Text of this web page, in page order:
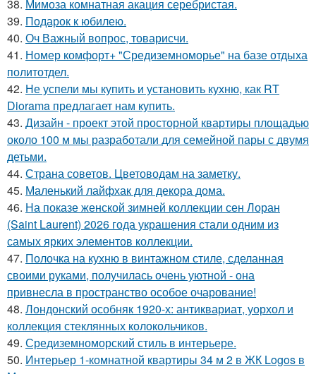
38. Мимоза комнатная акация серебристая.
39. Подарок к юбилею.
40. Оч Важный вопрос, товарисчи.
41. Номер комфорт+ "Средиземноморье" на базе отдыха
политотдел.
42. Не успели мы купить и установить кухню, как RT
Diorama предлагает нам купить.
43. Дизайн - проект этой просторной квартиры площадью
около 100 м мы разработали для семейной пары с двумя
детьми.
44. Страна советов. Цветоводам на заметку.
45. Маленький лайфхак для декора дома.
46. На показе женской зимней коллекции сен Лоран
(Saint Laurent) 2026 года украшения стали одним из
самых ярких элементов коллекции.
47. Полочка на кухню в винтажном стиле, сделанная
своими руками, получилась очень уютной - она
привнесла в пространство особое очарование!
48. Лондонский особняк 1920-х: антиквариат, уорхол и
коллекция стеклянных колокольчиков.
49. Средиземноморский стиль в интерьере.
50. Интерьер 1-комнатной квартиры 34 м 2 в ЖК Logos в